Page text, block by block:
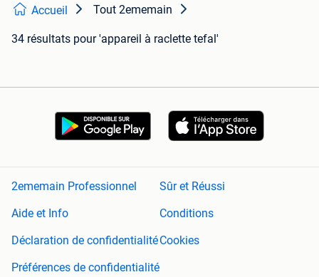
Accueil Tout 2ememain
34 résultats pour 'appareil à raclette tefal'
2ememain Professionnel
Sûr et Réussi
Aide et Info
Conditions
Déclaration de confidentialitéCookies
Préférences de confidentialité